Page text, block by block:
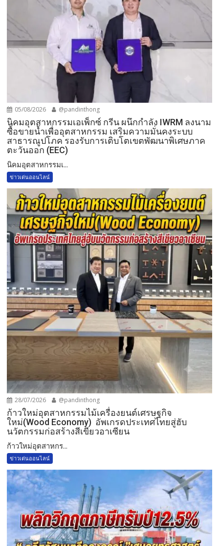
05/08/2026 @pandinthong
​นิคมอุตสาหกรรมเอเพ็กซ์ กรีน ผนึกกำลัง IWRM ลงนาม
ซื้อขายน้ำเพื่ออุตสาหกรรม เสริมความมั่นคงระบบ
สาธารณูปโภค รองรับการเติบโตเขตพัฒนาพิเศษภาค
ตะวันออก (EEC)
​นิคมอุตสาหกรรมเ...
ข่าวเด่นออนไลน์
28/07/2026 @pandinthong
ก้าวใหม่อุตสาหกรรมไม้เครื่องยนต์เศรษฐกิจ
ใหม่(Wood Economy) อัพเกรดประเทศไทยสู่ฮับ
นวัตกรรมก่อสร้างสีเขียวอาเซียน
ก้าวใหม่อุตสาหกร...
ข่าวเด่นออนไลน์